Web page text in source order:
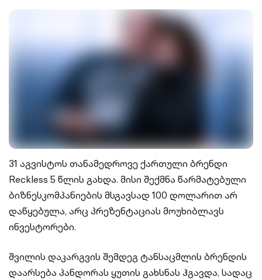
31 აგვისტოს თანამედროვე ქართული ბრენდი
Reckless 5 წლის გახდა. მისი შექმნა წარმატებული
ბიზნესკომპანიების მსგავსად 100 დოლარით არ
დაწყებულა, არც პრეზენტაციას მოუხიბლავს
ინვესტორები.
შვილის დაკარგვის შემდეგ ტანსაცმლის ბრენდის
დაარსება პანდორას ყუთის გახსნას ჰგავდა, სადაც